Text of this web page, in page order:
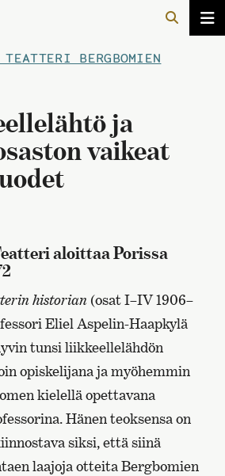
BERGBOMIEN
ja
vaikeat
aloittaa Porissa
historian(osat I–IV 1906–
Eliel Aspelin-Haapkylä
tunsi liikkeellelähdön
opiskelijana ja myöhemmin
kielellä opettavana
Hänen teoksensa on
siksi, että siinä
laajoja otteita Bergbomien